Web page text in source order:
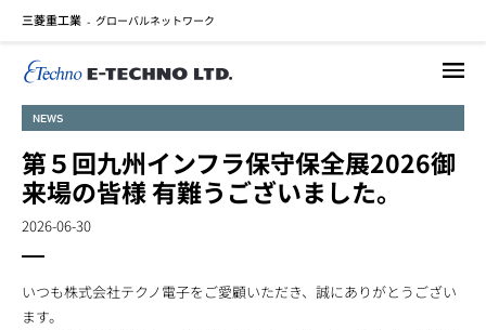
三菱重工業 - グローバルネットワーク
NEWS
第５回九州インフラ保守保全展2026御
来場の皆様 有難うございました。
2026-06-30
いつも株式会社テクノ電子をご愛顧いただき、誠にありがとうござい
ます。